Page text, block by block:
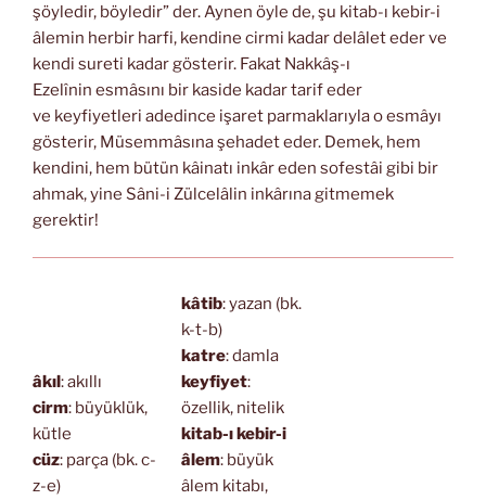
şöyledir, böyledir” der. Aynen öyle de, şu kitab-ı kebir-i
âlemin herbir harfi, kendine cirmi kadar delâlet eder ve
kendi sureti kadar gösterir. Fakat Nakkâş-ı
Ezelînin esmâsını bir kaside kadar tarif eder
ve keyfiyetleri adedince işaret parmaklarıyla o esmâyı
gösterir, Müsemmâsına şehadet eder. Demek, hem
kendini, hem bütün kâinatı inkâr eden sofestâi gibi bir
ahmak, yine Sâni-i Zülcelâlin inkârına gitmemek
gerektir!
âkıl: akıllı
cirm: büyüklük,
kütle
cüz: parça (bk. c-
z-e)
kâtib: yazan (bk.
k-t-b)
katre: damla
keyfiyet:
özellik, nitelik
kitab-ı kebir-i
âlem: büyük
âlem kitabı,